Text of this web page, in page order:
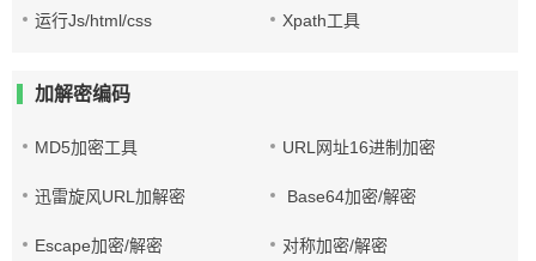
运行Js/html/css Xpath工具
加解密编码
MD5加密工具 URL网址16进制加密
迅雷旋风URL加解密 Base64加密/解密
Escape加密/解密 对称加密/解密